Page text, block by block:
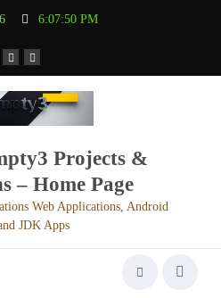
6:07:51 PM
Projects &
– Home Page
Web Applications, Android
JDK Apps